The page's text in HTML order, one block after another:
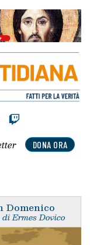
DONA ORA
Domenico
Ermes Dovico